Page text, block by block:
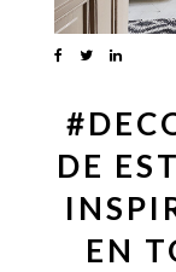
DE
EN